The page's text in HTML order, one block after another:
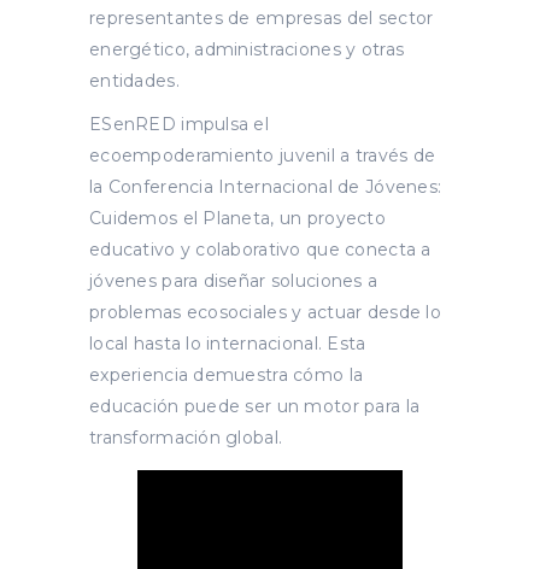
representantes de empresas del sector
energético, administraciones y otras
entidades.
ESenRED impulsa el
ecoempoderamiento juvenil a través de
la Conferencia Internacional de Jóvenes:
Cuidemos el Planeta, un proyecto
educativo y colaborativo que conecta a
jóvenes para diseñar soluciones a
problemas ecosociales y actuar desde lo
local hasta lo internacional. Esta
experiencia demuestra cómo la
educación puede ser un motor para la
transformación global.